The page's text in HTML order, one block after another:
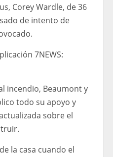
Corey Wardle, de 36
de intento de
7NEWS:
incendio, Beaumont y
todo su apoyo y
sobre el
la casa cuando el